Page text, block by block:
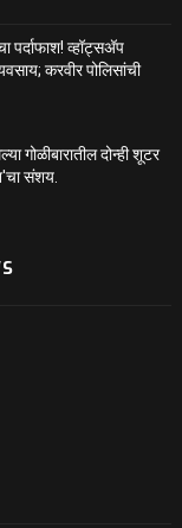
पर्दाफाश! व्हॉट्सअ‍ॅप
करवीर पोलिसांची
गोळीबारातील दोन्ही शूटर
संशय.